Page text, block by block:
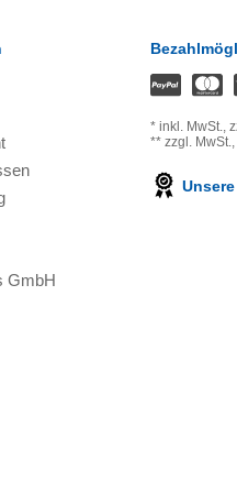
GmbH
* inkl. MwSt.,
** zzgl. MwSt.,